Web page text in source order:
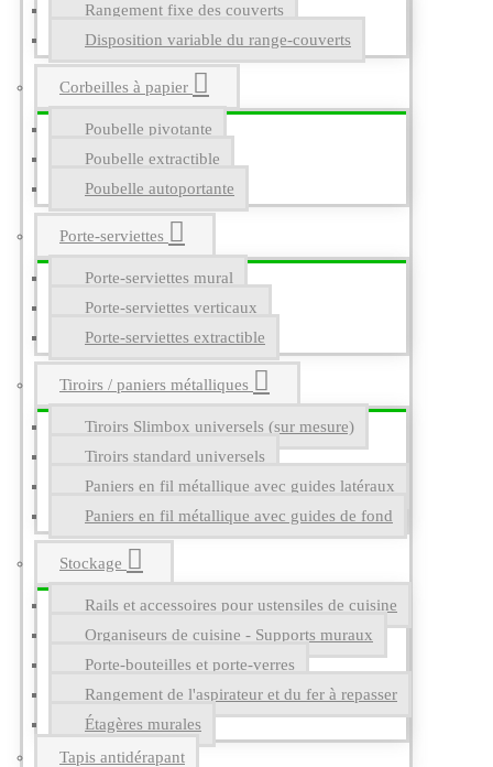
Rangement fixe des couverts
Disposition variable du range-couverts
Corbeilles à papier
Poubelle pivotante
Poubelle extractible
Poubelle autoportante
Porte-serviettes
Porte-serviettes mural
Porte-serviettes verticaux
Porte-serviettes extractible
Tiroirs / paniers métalliques
Tiroirs Slimbox universels (sur mesure)
Tiroirs standard universels
Paniers en fil métallique avec guides latéraux
Paniers en fil métallique avec guides de fond
Stockage
Rails et accessoires pour ustensiles de cuisine
Organiseurs de cuisine - Supports muraux
Porte-bouteilles et porte-verres
Rangement de l'aspirateur et du fer à repasser
Étagères murales
Tapis antidérapant